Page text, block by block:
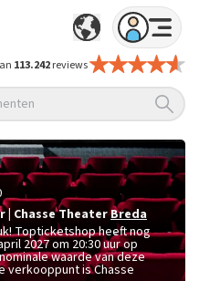
113.242reviews
| Chasse TheaterBreda
Topticketshop heeft nog
2027 om 20:30 uur op
waarde van deze
verkooppunt is Chasse